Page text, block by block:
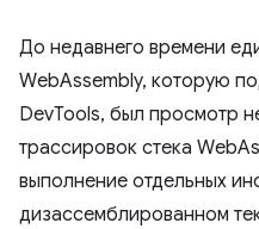
До недавнего времени
WebAssembly, которую
DevTools, был просмотр
трассировок стека
выполнение отдельных
дизассемблированном